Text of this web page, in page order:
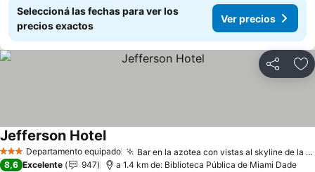
Seleccioná las fechas para ver los
precios exactos
Ver precios
Compartir
3 EstrellasDepartamento equipado Bar en la azotea con vistas al skyline de la ciudad
Jefferson HotelVer precios
8,6 Excelente 947 a 1.4 km de: Biblioteca Pública de Miami Dade